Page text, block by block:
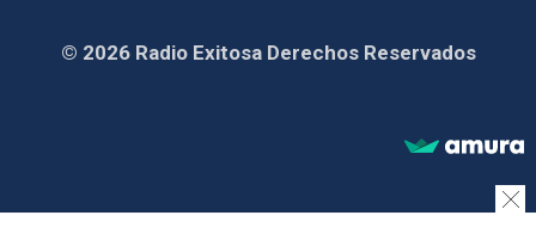
© 2026 Radio Exitosa Derechos Reservados